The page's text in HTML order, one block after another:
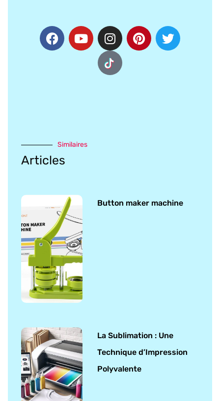
Similaires
Articles
Button maker machine
La Sublimation : Une
Technique d’Impression
Polyvalente